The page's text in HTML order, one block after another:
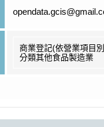
商業登記(依營業項目
分類其他食品製造業